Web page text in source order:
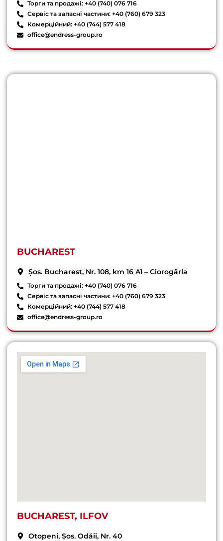
Торги та продажі: +40 (740) 076 716
Сервіс та запасні частини: +40 (760) 679 323
Комерційний: +40 (744) 577 418
office@endress-group.ro
BUCHAREST
Șos. Bucharest, Nr. 108, km 16 A1 – Ciorogârla
Торги та продажі: +40 (740) 076 716
Сервіс та запасні частини: +40 (760) 679 323
Комерційний: +40 (744) 577 418
office@endress-group.ro
BUCHAREST, ILFOV
Otopeni, Șos. Odăii, Nr. 40